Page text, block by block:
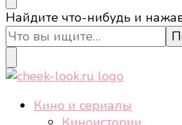
cheek-look.ru
Женский сайт о звездах и
здоровом образе жизни,
еде.
Ищите
что-
то?
Найдите что-нибудь и
cheek-look.ru
Женский сайт о звездах и
Кино и сериалы